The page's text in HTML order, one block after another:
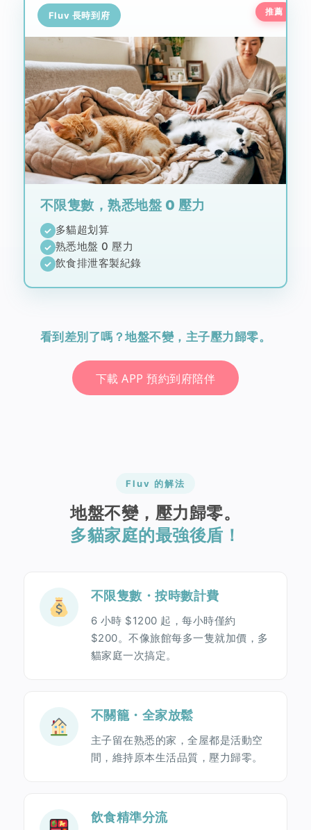
Fluv 長時到府
不限隻數，熟悉地盤 0 壓力
✓ 多貓超划算
✓ 熟悉地盤 0 壓力
✓ 飲食排泄客製紀錄
看到差別了嗎？地盤不變，主子壓力歸零。
下載 APP 預約到府陪伴
Fluv 的解法
地盤不變，壓力歸零。
多貓家庭的最強後盾！
不限隻數・按時數計費
6 小時 $1200 起，每小時僅約
$200。不像旅館每多一隻就加價，多
貓家庭一次搞定。
不關籠・全家放鬆
主子留在熟悉的家，全屋都是活動空
間，維持原本生活品質，壓力歸零。
飲食精準分流